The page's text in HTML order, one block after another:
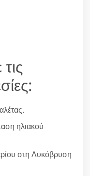
ηλιακού
στη Λυκόβρυση